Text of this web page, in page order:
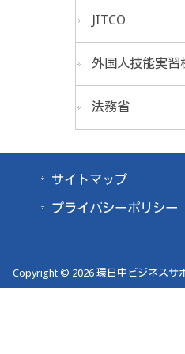
JITCO
外国人技能実習
法務省
サイトマップ
プライバシーポリシー
Copyright © 2026 環日中ビジネスサ